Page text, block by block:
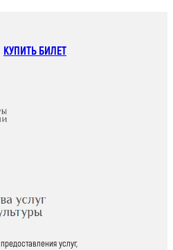
КУПИТЬ БИЛЕТ
услуг,